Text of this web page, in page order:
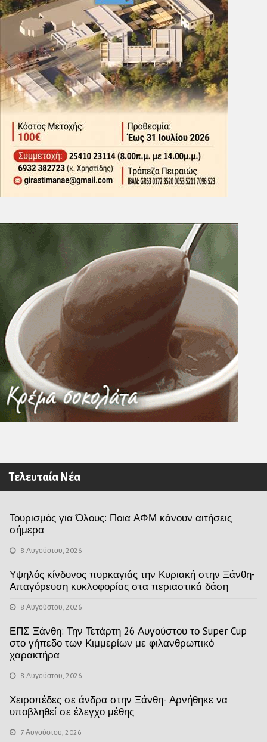
Τελευταία Νέα
Τουρισμός για Όλους: Ποια ΑΦΜ κάνουν αιτήσεις
σήμερα
8 Αυγούστου, 2026
Υψηλός κίνδυνος πυρκαγιάς την Κυριακή στην Ξάνθη-
Απαγόρευση κυκλοφορίας στα περιαστικά δάση
8 Αυγούστου, 2026
ΕΠΣ Ξάνθη: Την Τετάρτη 26 Αυγούστου το Super Cup
στο γήπεδο των Κιμμερίων με φιλανθρωπικό
χαρακτήρα
8 Αυγούστου, 2026
Χειροπέδες σε άνδρα στην Ξάνθη- Αρνήθηκε να
υποβληθεί σε έλεγχο μέθης
7 Αυγούστου, 2026